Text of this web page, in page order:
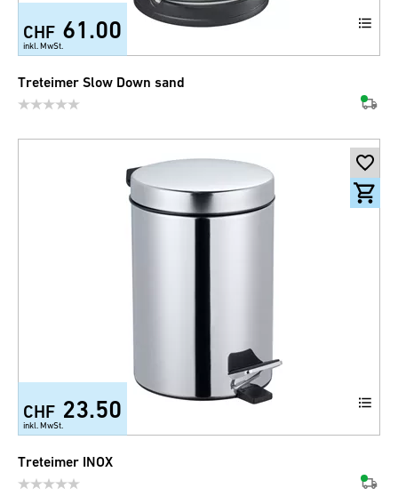
CHF 61.00
inkl. MwSt.
Treteimer Slow Down sand
CHF 23.50
inkl. MwSt.
Treteimer INOX